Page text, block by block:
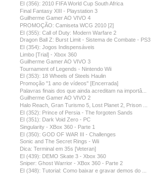
EI (356): 2010 FIFA World Cup South Africa
Final Fantasy XIII - Playstation 3
Guilherme Gamer AO VIVO 4
PROMOÇÃO: Camiseta WCG 2010 [2]
EI (355): Call of Duty: Modern Warfare 2
Dragon Ball Z: Burst Limit - Sistema de Combate - PS3
EI (354): Jogos Indispensáveis
Limbo [Trial] - Xbox 360
Guilherme Gamer AO VIVO 3
Tournament of Legends - Nintendo Wii
EI (353): 18 Wheels of Steels Haulin
Promoção "1 ano de vídeos" [Encerrada]
Palavras finais dos que ainda acreditam na importâ...
Guilherme Gamer AO VIVO 2
Halo Reach, Gran Turismo 5, Lost Planet 2, Prison ...
EI (352): Prince of Persia - The forgoten Sands
EI (351): Dark Void Zero - PC
Singularity - XBox 360 - Parte 1
EI (350): GOD OF WAR III - Challenges
Sonic and The Secret Rings - Wii
Dica: Terminal em 35s [Veteran]
EI (439): DEMO Skate 3 - Xbox 360
Sniper: Ghost Warrior - XBox 360 - Parte 2
EI (348): Tutorial: Como baixar e gravar demos do ...